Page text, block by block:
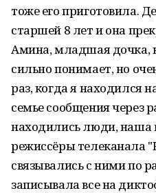
тоже его приготовила.
старшей 8 лет и она
Амина, младшая дочка,
сильно понимает, но
раз, когда я находился
семье сообщения через
находились люди, наша
режиссёры телеканала
связывались с ними по
записывала все на